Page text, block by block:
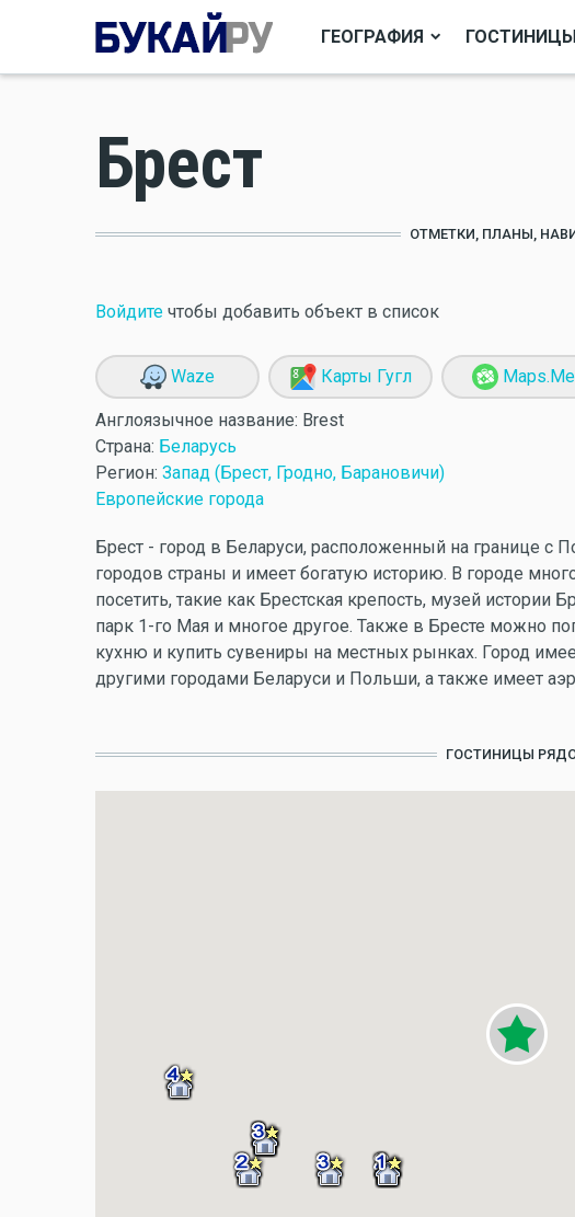
ГЕОГРАФИЯ ГОСТИНИЦЫ
Брест
ОТМЕТКИ, ПЛАНЫ,
Войдите чтобы добавить объект в список
Waze Карты Гугл Maps.Me
Англоязычное название: Brest
Страна: Беларусь
Регион: Запад (Брест, Гродно, Барановичи)
Европейские города
Брест - город в Беларуси, расположенный на границе с
городов страны и имеет богатую историю. В городе
посетить, такие как Брестская крепость, музей истории
парк 1-го Мая и многое другое. Также в Бресте можно
кухню и купить сувениры на местных рынках. Город
другими городами Беларуси и Польши, а также имеет
ГОСТИНИЦЫ